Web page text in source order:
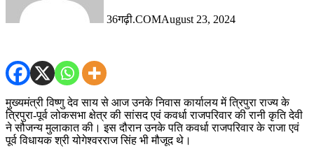
36गढ़ी.COMAugust 23, 2024
मुख्यमंत्री विष्णु देव साय से आज उनके निवास कार्यालय में त्रिपुरा राज्य के
त्रिपुरा-पूर्व लोकसभा क्षेत्र की सांसद एवं कवर्धा राजपरिवार की रानी कृति देवी
ने सौजन्य मुलाकात की। इस दौरान उनके पति कवर्धा राजपरिवार के राजा एवं
पूर्व विधायक श्री योगेश्वरराज सिंह भी मौजूद थे।